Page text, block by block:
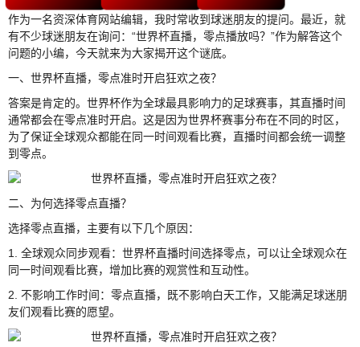
作为一名资深体育网站编辑，我时常收到球迷朋友的提问。最近，就
有不少球迷朋友在询问：“世界杯直播，零点播放吗？”作为解答这个
问题的小编，今天就来为大家揭开这个谜底。
一、世界杯直播，零点准时开启狂欢之夜？
答案是肯定的。世界杯作为全球最具影响力的足球赛事，其直播时间
通常都会在零点准时开启。这是因为世界杯赛事分布在不同的时区，
为了保证全球观众都能在同一时间观看比赛，直播时间都会统一调整
到零点。
二、为何选择零点直播？
选择零点直播，主要有以下几个原因：
1. 全球观众同步观看：世界杯直播时间选择零点，可以让全球观众在
同一时间观看比赛，增加比赛的观赏性和互动性。
2. 不影响工作时间：零点直播，既不影响白天工作，又能满足球迷朋
友们观看比赛的愿望。